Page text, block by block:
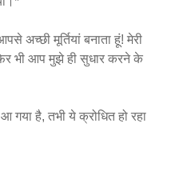
अच्छी मूर्तियां बनाता हूं! मेरी
भी आप मुझे ही सुधार करने के
है, तभी ये क्रोधित हो रहा